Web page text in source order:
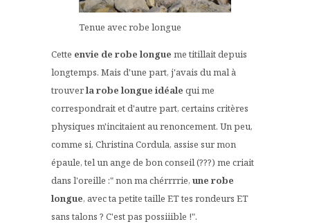
Tenue avec robe longue
Cette envie de robe longue me titillait depuis
longtemps. Mais d'une part, j'avais du mal à
trouverla robe longue idéale qui me
correspondrait et d'autre part, certains critères
physiques m'incitaient au renoncement. Un peu,
comme si, Christina Cordula, assise sur mon
épaule, tel un ange de bon conseil (???) me criait
dans l'oreille :" non ma chérrrrie, une robe
longue, avec ta petite taille ET tes rondeurs ET
sans talons ? C'est pas possiiible !".